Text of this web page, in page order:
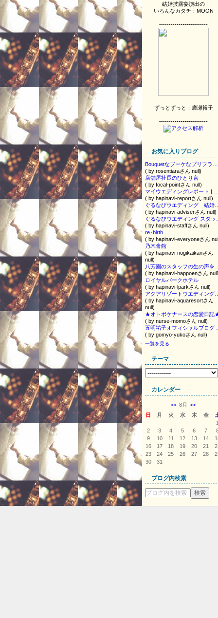
結婚披露宴演出の
いろんなカタチ：MOON
-------------------------
ずっとずっと：廣瀬裕子
-------------------------
お気に入りブログ
( by rosentiaraさん null)
店舗屋社長のひとり言
( by focal-pointさん null)
( by hapinavi-reportさん null)
( by hapinavi-adviserさん null)
( by hapinavi-staffさん null)
re･birth
( by hapinavi-everyoneさん
乃木會館
( by hapinavi-nogikaikanさん
null)
( by hapinavi-happoenさん
ロイヤルパークホテル
( by hapinavi-lparkさん null)
( by hapinavi-aquaresortさん
null)
★オトボケナースの恋愛日記
( by nurse-momoさん null)
( by gomyo-yukoさん null)
一覧を見る
テーマ
カレンダー
<< 8月 >>
日
月 火 水 木 金
1
2
3 4 5 6 7
9
10 11 12 13 14
16
17 18 19 20 21
23
24 25 26 27 28
30
31
ブログ内検索